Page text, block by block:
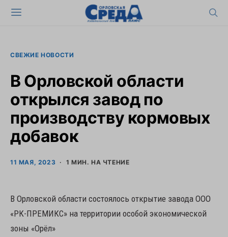
СВЕЖИЕ НОВОСТИ
В Орловской области
открылся завод по
производству кормовых
добавок
11 МАЯ, 2023 1 МИН. НА ЧТЕНИЕ
В Орловской области состоялось открытие завода ООО
«РК-ПРЕМИКС» на территории особой экономической
зоны «Орёл»